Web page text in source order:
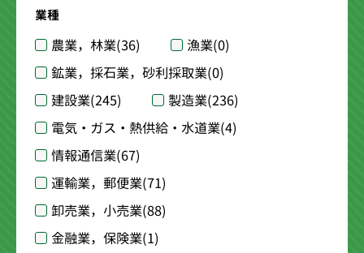
業種
農業，林業(36) 漁業(0)
鉱業，採石業，砂利採取業(0)
建設業(245) 製造業(236)
電気・ガス・熱供給・水道業(4)
情報通信業(67)
運輸業，郵便業(71)
卸売業，小売業(88)
金融業，保険業(1)